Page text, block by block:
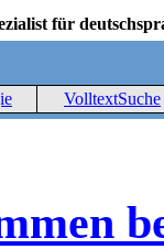
für
VolltextSuche